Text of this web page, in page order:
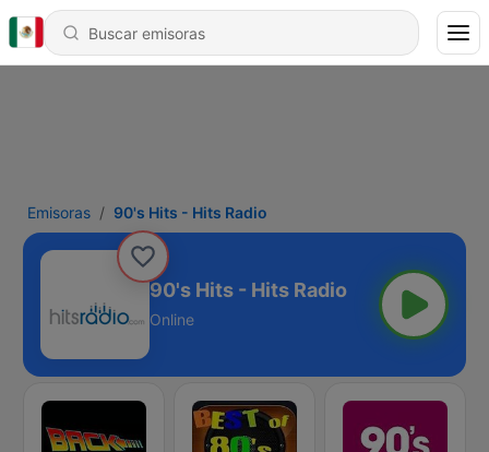
Emisoras 90's Hits - Hits Radio
90's Hits - Hits Radio
Online